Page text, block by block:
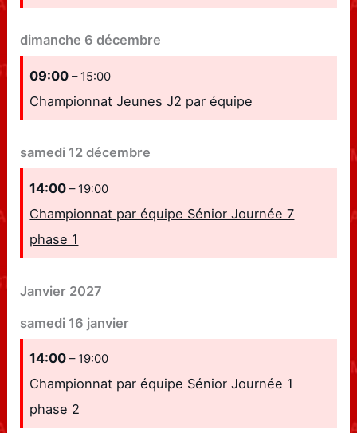
dimanche 6 décembre
09:00– 15:00
Championnat Jeunes J2 par équipe
samedi 12 décembre
14:00– 19:00
Championnat par équipe Sénior Journée 7
phase 1
Janvier 2027
samedi 16 janvier
14:00– 19:00
Championnat par équipe Sénior Journée 1
phase 2